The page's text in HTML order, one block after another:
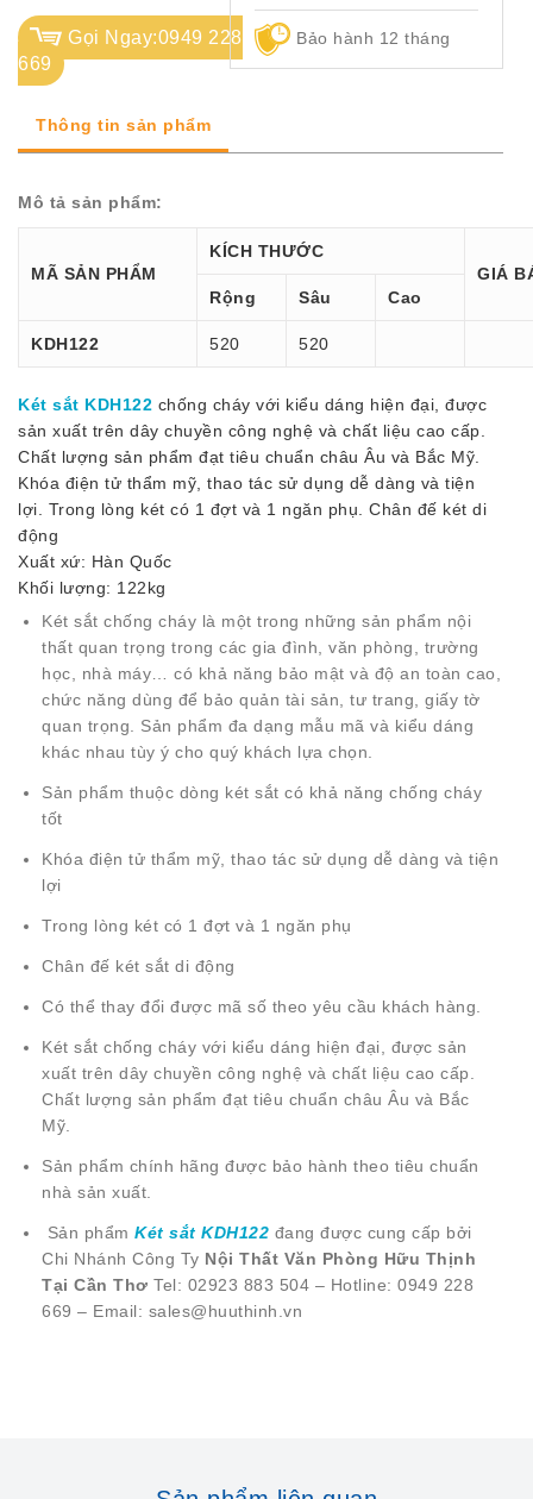
ĐỊNH
Gọi Ngay:0949 228
669
Bảo hành 12 tháng
Thông tin sản phẩm
Mô tả sản phẩm:
MÃ SẢN PHẨM
KÍCH THƯỚC
GIÁ
Rộng
Sâu Cao
KDH122 520 520
Két sắt KDH122 chống cháy với kiểu dáng hiện đại, được
sản xuất trên dây chuyền công nghệ và chất liệu cao cấp.
Chất lượng sản phẩm đạt tiêu chuẩn châu Âu và Bắc Mỹ.
Khóa điện tử thẩm mỹ, thao tác sử dụng dễ dàng và tiện
lợi. Trong lòng két có 1 đợt và 1 ngăn phụ. Chân đế két di
động
Xuất xứ: Hàn Quốc
Khối lượng: 122kg
Két sắt chống cháy là một trong những sản phẩm nội
thất quan trọng trong các gia đình, văn phòng, trường
học, nhà máy… có khả năng bảo mật và độ an toàn cao,
chức năng dùng để bảo quản tài sản, tư trang, giấy tờ
quan trọng. Sản phẩm đa dạng mẫu mã và kiểu dáng
khác nhau tùy ý cho quý khách lựa chọn.
Sản phẩm thuộc dòng két sắt có khả năng chống cháy
tốt
Khóa điện tử thẩm mỹ, thao tác sử dụng dễ dàng và tiện
lợi
Trong lòng két có 1 đợt và 1 ngăn phụ
Chân đế két sắt di động
Có thể thay đổi được mã số theo yêu cầu khách hàng.
Két sắt chống cháy với kiểu dáng hiện đại, được sản
xuất trên dây chuyền công nghệ và chất liệu cao cấp.
Chất lượng sản phẩm đạt tiêu chuẩn châu Âu và Bắc
Mỹ.
Sản phẩm chính hãng được bảo hành theo tiêu chuẩn
nhà sản xuất.
Sản phẩm Két sắt KDH122 đang được cung cấp bởi
Chi Nhánh Công Ty Nội Thất Văn Phòng Hữu Thịnh
Tại Cần Thơ Tel: 02923 883 504 – Hotline: 0949 228
669 – Email: sales@huuthinh.vn